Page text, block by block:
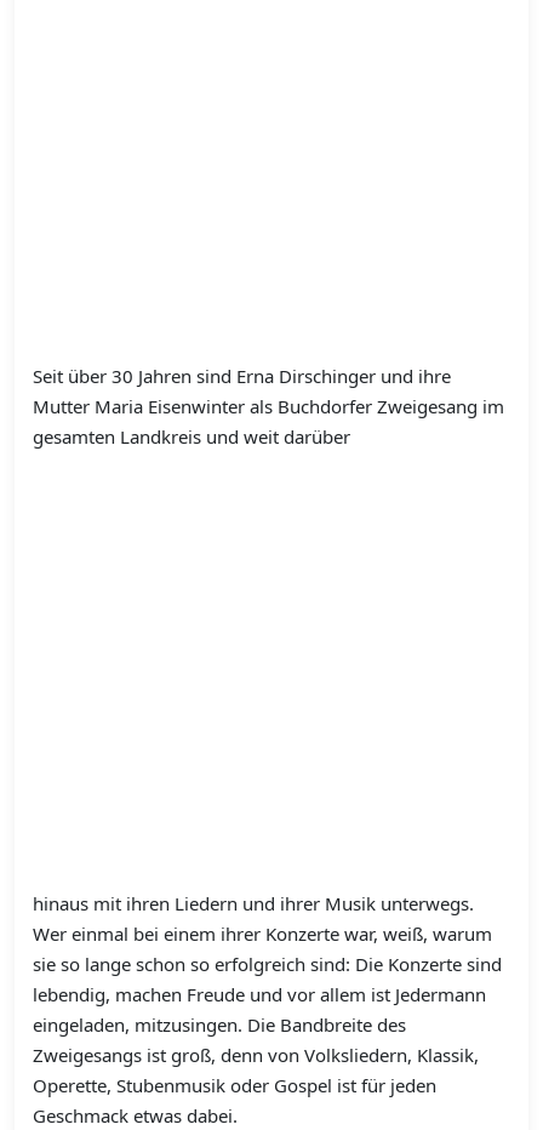
Seit über 30 Jahren sind Erna Dirschinger und ihre
Mutter Maria Eisenwinter als Buchdorfer Zweigesang im
gesamten Landkreis und weit darüber
hinaus mit ihren Liedern und ihrer Musik unterwegs.
Wer einmal bei einem ihrer Konzerte war, weiß, warum
sie so lange schon so erfolgreich sind: Die Konzerte sind
lebendig, machen Freude und vor allem ist Jedermann
eingeladen, mitzusingen. Die Bandbreite des
Zweigesangs ist groß, denn von Volksliedern, Klassik,
Operette, Stubenmusik oder Gospel ist für jeden
Geschmack etwas dabei.